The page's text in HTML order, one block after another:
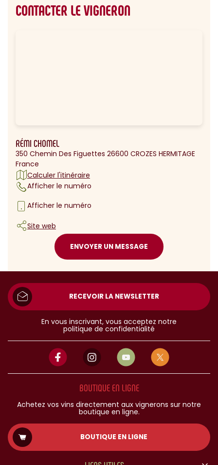
CONTACTER LE VIGNERON
RÉMI CHOMEL
350 Chemin Des Figuettes 26600 CROZES HERMITAGE
France
Calculer l'itinéraire
Afficher le numéro
Afficher le numéro
Site web
ENVOYER UN MESSAGE
RECEVOIR LA NEWSLETTER
En vous inscrivant, vous acceptez notre
politique de confidentialité
BOUTIQUE EN LIGNE
Achetez vos vins directement aux vignerons sur notre
boutique en ligne.
BOUTIQUE EN LIGNE